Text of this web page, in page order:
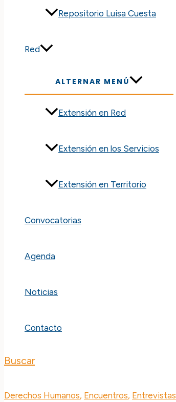
Repositorio Luisa Cuesta
Red
ALTERNAR MENÚ
Extensión en Red
Extensión en los Servicios
Extensión en Territorio
Convocatorias
Agenda
Noticias
Contacto
Buscar
Derechos Humanos, Encuentros, Entrevistas